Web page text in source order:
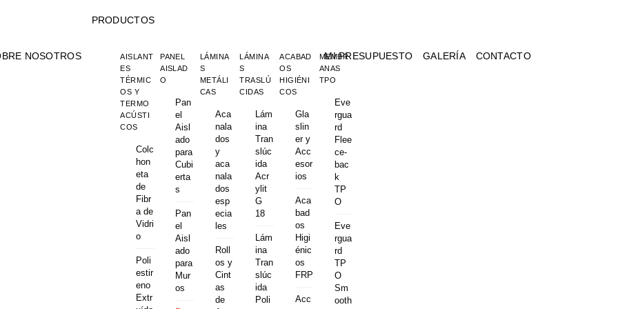
NOSOTROS
PRODUCTOS
AISLANT
ES
TÉRMIC
OS Y
TERMO
ACÚSTI
COS
Colc
hon
eta
de
Fibr
a de
Vidri
o
Poli
estir
eno
Extr
PANEL
AISLAD
O
Pan
el
Aisl
ado
para
Cubi
erta
s
Pan
el
Aisl
ado
para
Mur
os
LÁMINA
S
METÁLI
CAS
Aca
nala
dos
y
aca
nala
dos
esp
ecia
les
Roll
os y
Cint
as
de
LÁMINA
S
TRASLÚ
CIDAS
Lám
ina
Tran
slúc
ida
Acr
ylit
G
18
Lám
ina
Tran
slúc
ida
Poli
ACABAD
OS
HIGIÉNI
COS
Gla
slin
er y
Acc
esor
ios
Aca
bad
os
Higi
énic
os
FRP
Acc
MEMBR
ANAS
TPO
Eve
rgua
rd
Flee
ce-
bac
k
TP
O
Eve
rgua
rd
TP
O
Sm
ooth
MI PRESUPUESTO GALERÍA CONTACTO